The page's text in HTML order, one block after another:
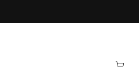
Acer